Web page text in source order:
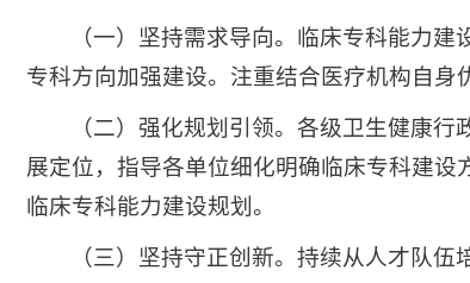
（一）坚持需求导向。临床专科能力
专科方向加强建设。注重结合医疗机构自身
（二）强化规划引领。各级卫生健康
展定位，指导各单位细化明确临床专科建
临床专科能力建设规划。
（三）坚持守正创新。持续从人才队